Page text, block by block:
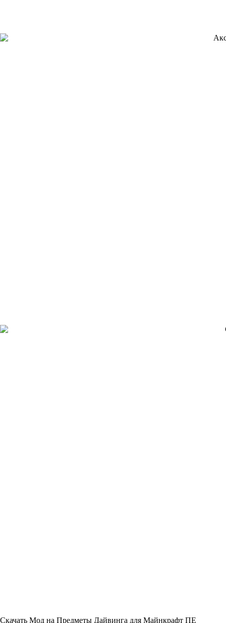
Скачать Мод на Предметы Дайвинга для Майнкрафт ПЕ